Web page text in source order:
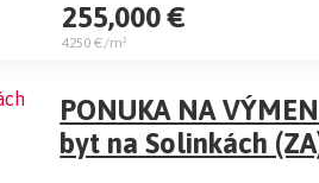
255,000 €
4250 €/m²
PONUKA NA
byt na Solinkách